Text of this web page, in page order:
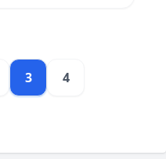
3 4